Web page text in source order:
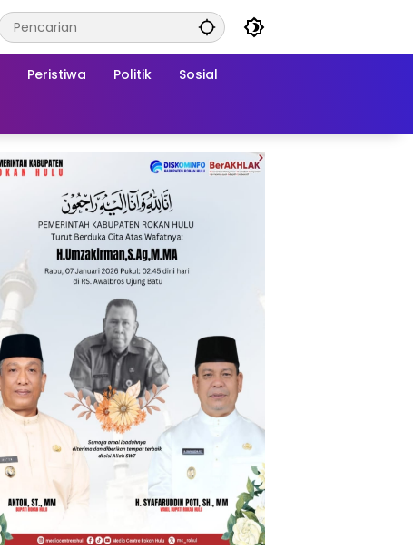
Peristiwa Politik Sosial